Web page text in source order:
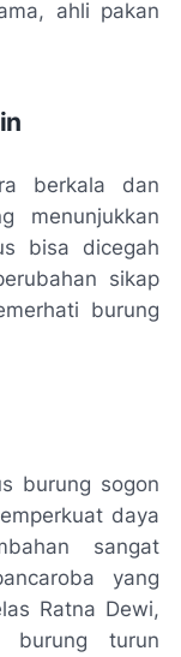
ahli pakan
berkala dan
menunjukkan
bisa dicegah
sikap
burung
burung sogon
daya
sangat
yang
Ratna Dewi,
burung turun